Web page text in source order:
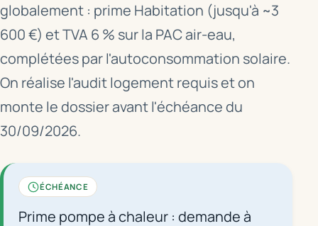
globalement : prime Habitation (jusqu'à ~3
600 €) et TVA 6 % sur la PAC air-eau,
complétées par l'autoconsommation solaire.
On réalise l'audit logement requis et on
monte le dossier avant l'échéance du
30/09/2026.
ÉCHÉANCE
Prime pompe à chaleur : demande à